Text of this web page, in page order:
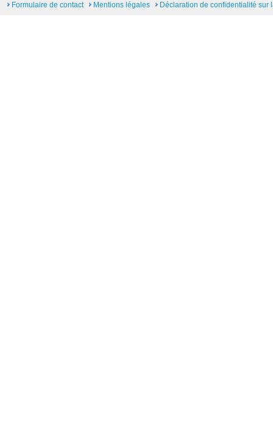
Formulaire de contact Mentions légales Déclaration de confidentialité sur